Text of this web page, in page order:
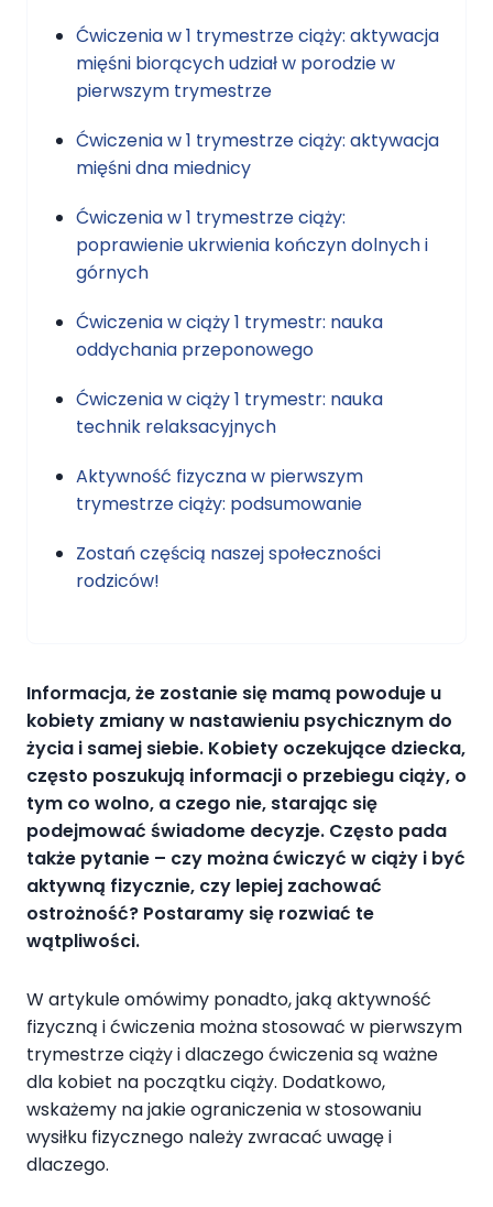
Ćwiczenia w 1 trymestrze ciąży: aktywacja
mięśni biorących udział w porodzie w
pierwszym trymestrze
Ćwiczenia w 1 trymestrze ciąży: aktywacja
mięśni dna miednicy
Ćwiczenia w 1 trymestrze ciąży:
poprawienie ukrwienia kończyn dolnych i
górnych
Ćwiczenia w ciąży 1 trymestr: nauka
oddychania przeponowego
Ćwiczenia w ciąży 1 trymestr: nauka
technik relaksacyjnych
Aktywność fizyczna w pierwszym
trymestrze ciąży: podsumowanie
Zostań częścią naszej społeczności
rodziców!
Informacja, że zostanie się mamą powoduje u
kobiety zmiany w nastawieniu psychicznym do
życia i samej siebie. Kobiety oczekujące dziecka,
często poszukują informacji o przebiegu ciąży, o
tym co wolno, a czego nie, starając się
podejmować świadome decyzje. Często pada
także pytanie – czy można ćwiczyć w ciąży i być
aktywną fizycznie, czy lepiej zachować
ostrożność? Postaramy się rozwiać te
wątpliwości.
W artykule omówimy ponadto, jaką aktywność
fizyczną i ćwiczenia można stosować w pierwszym
trymestrze ciąży i dlaczego ćwiczenia są ważne
dla kobiet na początku ciąży. Dodatkowo,
wskażemy na jakie ograniczenia w stosowaniu
wysiłku fizycznego należy zwracać uwagę i
dlaczego.